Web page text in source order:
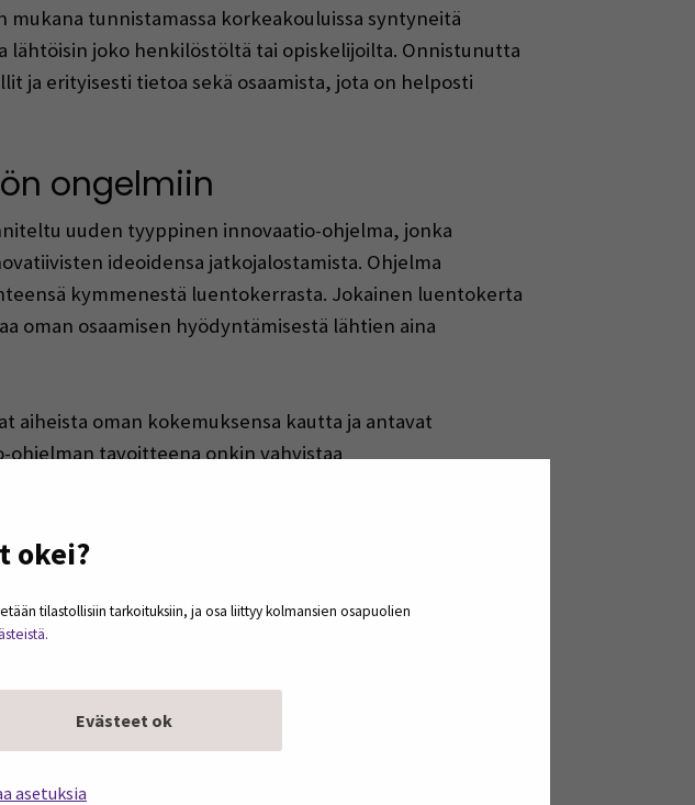
okei?
tilastollisiin tarkoituksiin, ja osa liittyy kolmansien osapuolien
Evästeet ok
asetuksia
tunnistamassa korkeakouluissa syntyneitä
lähtöisin joko henkilöstöltä tai opiskelijoilta. Onnistunutta
ja erityisesti tietoa sekä osaamista, jota on helposti
ongelmiin
uuden tyyppinen innovaatio-ohjelma, jonka
ideoidensa jatkojalostamista. Ohjelma
kymmenestä luentokerrasta. Jokainen luentokerta
oman osaamisen hyödyntämisestä lähtien aina
aiheista oman kokemuksensa kautta ja antavat
tavoitteena onkin vahvistaa